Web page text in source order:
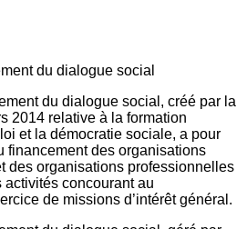
du dialogue social, créé par la
2014 relative à la formation
et la démocratie sociale, a pour
financement des organisations
des organisations professionnelles
activités concourant au
de missions d’intérêt général.